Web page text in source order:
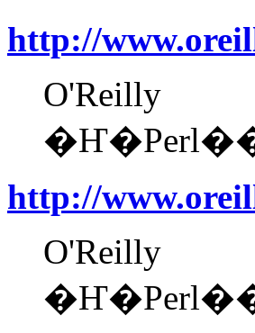
http://
O'Reilly
http://
O'Reilly